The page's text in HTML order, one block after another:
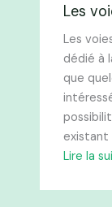
Les
Les
dédié à
que
existant
Lire la